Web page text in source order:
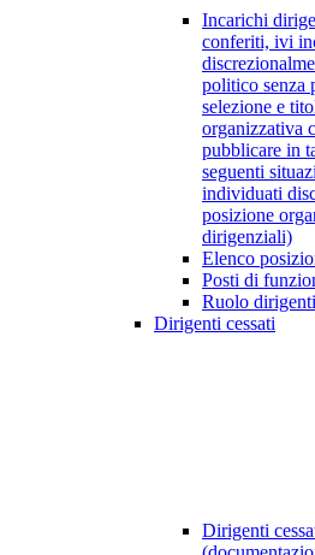
Incarichi
conferiti, ivi
politico senza
selezione e
organizzativa
pubblicare in
seguenti
individuati
posizione
dirigenziali)
Elenco
Posti di
Ruolo dirigenti
Dirigenti cessati
Dirigenti